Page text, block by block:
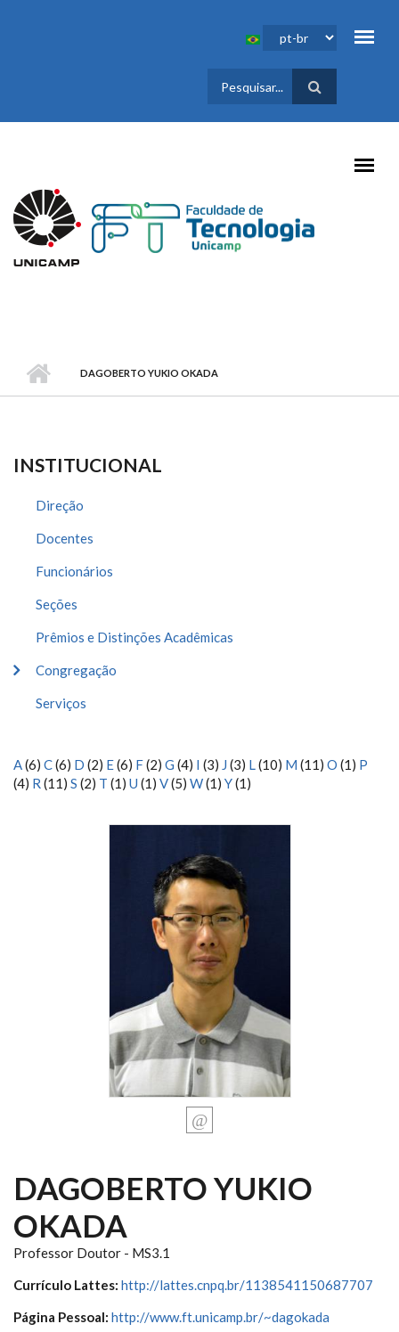
FORMULÁRIO
DE BUSCA
DAGOBERTO YUKIO OKADA
INSTITUCIONAL
Direção
Docentes
Funcionários
Seções
Prêmios e Distinções Acadêmicas
Congregação
Serviços
A(6) C(6) D (2) E(6) F(2) G (4) I (3) J (3) L(10) M (11) O (1) P
(4) R (11) S (2) T (1) U (1) V(5) W(1) Y(1)
DAGOBERTO YUKIO
OKADA
Professor Doutor - MS3.1
Currículo Lattes: http://lattes.cnpq.br/1138541150687707
Página Pessoal: http://www.ft.unicamp.br/~dagokada